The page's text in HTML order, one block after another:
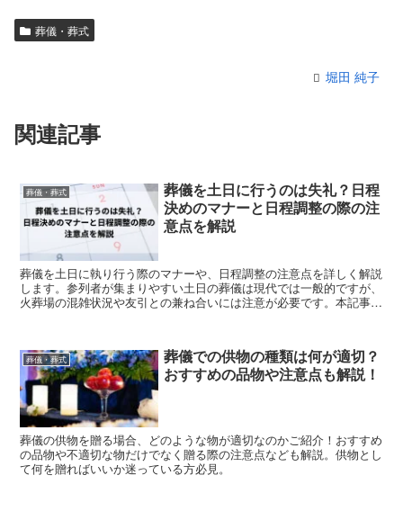
葬儀・葬式
堀田 純子
関連記事
葬儀・葬式
葬儀を土日に行うのは失礼？日程
決めのマナーと日程調整の際の注
意点を解説
葬儀を土日に執り行う際のマナーや、日程調整の注意点を詳しく解説
します。参列者が集まりやすい土日の葬儀は現代では一般的ですが、
火葬場の混雑状況や友引との兼ね合いには注意が必要です。本記事で
囲への配慮を欠かさない円満なお別れを実現するためのガイドとして
お役立てください。
葬儀・葬式
葬儀での供物の種類は何が適切？
おすすめの品物や注意点も解説！
葬儀の供物を贈る場合、どのような物が適切なのかご紹介！おすすめ
の品物や不適切な物だけでなく贈る際の注意点なども解説。供物とし
て何を贈ればいいか迷っている方必見。